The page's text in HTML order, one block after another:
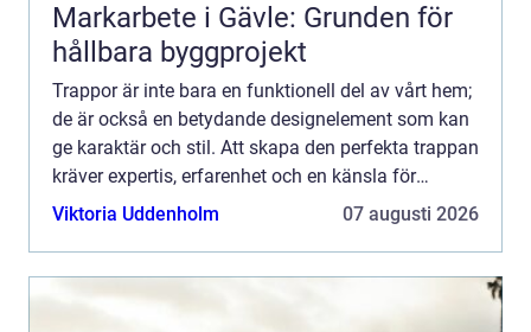
Markarbete i Gävle: Grunden för
hållbara byggprojekt
Trappor är inte bara en funktionell del av vårt hem;
de är också en betydande designelement som kan
ge karaktär och stil. Att skapa den perfekta trappan
kräver expertis, erfarenhet och en känsla för
design. T...
Viktoria Uddenholm 07 augusti 2026